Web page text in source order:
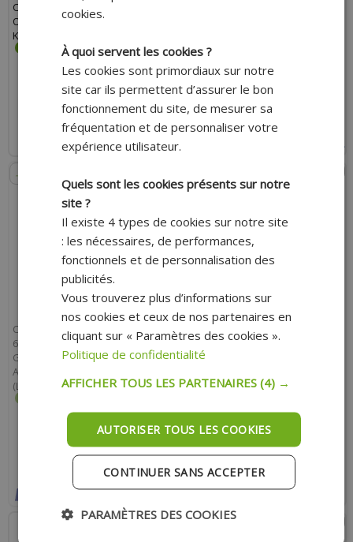
CHINOIS 4T GY6, 137QMB-SYM 50
ORBIT 4T, BAOTIAN 50 BT49QT 4T,
KYMCO 50 AGILITY 4T, PEUGEOT
50 V-CLIC 4T (OEM 21301-BE2-000)
59.60 €
AJOUTER AU PANIER
Expédition Rapide
(MINARELLI HORIZONTAL LONG ET
VERTICAL)
152.50 €
164.90 €
AJOUTER AU PANIER
Expédition Rapide
- 18%
CHAINE ORIGINE PIAGGIO OEM
649481 POUR MAXI-SCOOTER
GILERA GP 800 APRÈS 2007 /
APRILIA 850 SRV APRÈS 2012
(LIVRÉE FERMÉE)
160.90 €
195.50 €
RUPTURE
Indisponible actuellement
CIRCLIPS ADAPTABLE 12MM
(VENDU PAR 10)
3.60 €
AJOUTER AU PANIER
Expédition Rapide
cookies.
À quoi servent les cookies ?
Les cookies sont primordiaux sur notre
site car ils permettent d’assurer le bon
fonctionnement du site, de mesurer sa
fréquentation et de personnaliser votre
expérience utilisateur.
Quels sont les cookies présents sur notre
site ?
Il existe 4 types de cookies sur notre site
: les nécessaires, de performances,
fonctionnels et de personnalisation des
publicités.
Vous trouverez plus d’informations sur
nos cookies et ceux de nos partenaires en
cliquant sur « Paramètres des cookies ».
Politique de confidentialité
AFFICHER TOUS LES PARTENAIRES (4) →
AUTORISER TOUS LES COOKIES
CONTINUER SANS ACCEPTER
PARAMÈTRES DES COOKIES